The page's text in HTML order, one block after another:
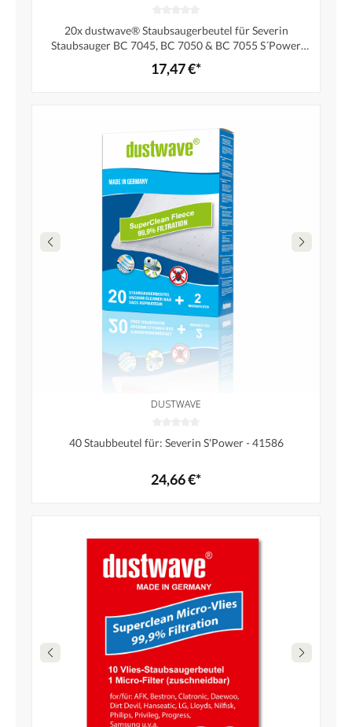
20x dustwave® Staubsaugerbeutel für Severin
Staubsauger BC 7045, BC 7050 & BC 7055 S´Power
snowwhite (snowwhiteXL) / ice inkl. Filter /
Markenfiltertüten - Made in Germany
17,47 €*
DUSTWAVE
40 Staubbeutel für: Severin S'Power - 41586
24,66 €*